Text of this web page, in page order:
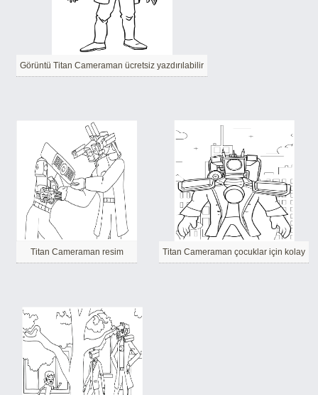
Görüntü Titan Cameraman ücretsiz yazdırılabilir
Titan Cameraman resim Titan Cameraman çocuklar için kolay